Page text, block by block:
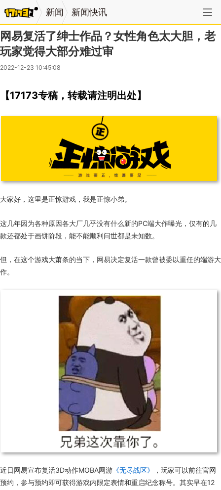
新闻 新闻快讯
网易复活了绅士作品？女性角色太大胆，老
玩家觉得大部分难过审
2022-12-23 10:45:08
【17173专稿，转载请注明出处】
大家好，这里是正惊游戏，我是正惊小弟。
这几年因为各种原因各大厂几乎没有什么新的PC端大作曝光，仅有的几
款还都处于画饼阶段，能不能顺利问世都是未知数。
但，在这个游戏大萧条的当下，网易决定复活一款曾被委以重任的端游大
作。
近日网易宣布复活3D动作MOBA网游 《无尽战区》
，玩家可以前往官网
预约，参与预约即可获得游戏内限定表情和重启纪念称号。 其实早在12